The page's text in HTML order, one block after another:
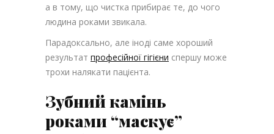
а в тому, що чистка прибирає те, до чого
людина роками звикала.
Парадоксально, але іноді саме хороший
результат професійної гігієни спершу може
трохи налякати пацієнта.
Зубний камінь
роками “маскує”